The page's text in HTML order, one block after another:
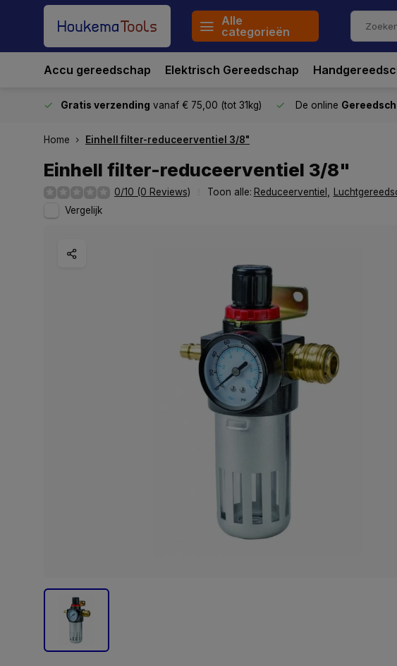
Alle
categorieën
Accu gereedschap Elektrisch Gereedschap
Gratis verzending vanaf € 75,00 (tot 31kg) De online
Home Einhell filter-reduceerventiel 3/8"
Einhell filter-reduceerventiel 3/8"
0/10 (0 Reviews) Toon alle: Reduceerventiel
Vergelijk